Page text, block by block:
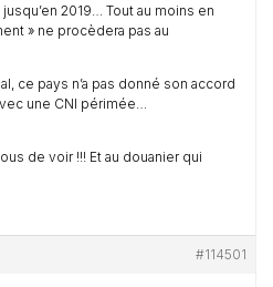
2019… Tout au moins en
» ne procèdera pas au
ce pays n’a pas donné son accord
une CNI périmée…
de voir !!! Et au douanier qui
#114501